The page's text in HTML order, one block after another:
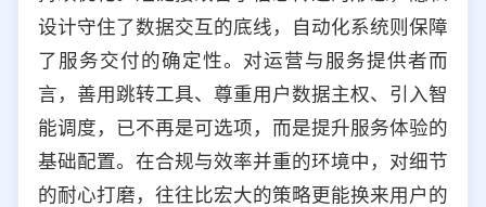
设计守住了数据交互的底线，自动化系统则保障
了服务交付的确定性。对运营与服务提供者而
言，善用跳转工具、尊重用户数据主权、引入智
能调度，已不再是可选项，而是提升服务体验的
基础配置。在合规与效率并重的环境中，对细节
的耐心打磨，往往比宏大的策略更能换来用户的